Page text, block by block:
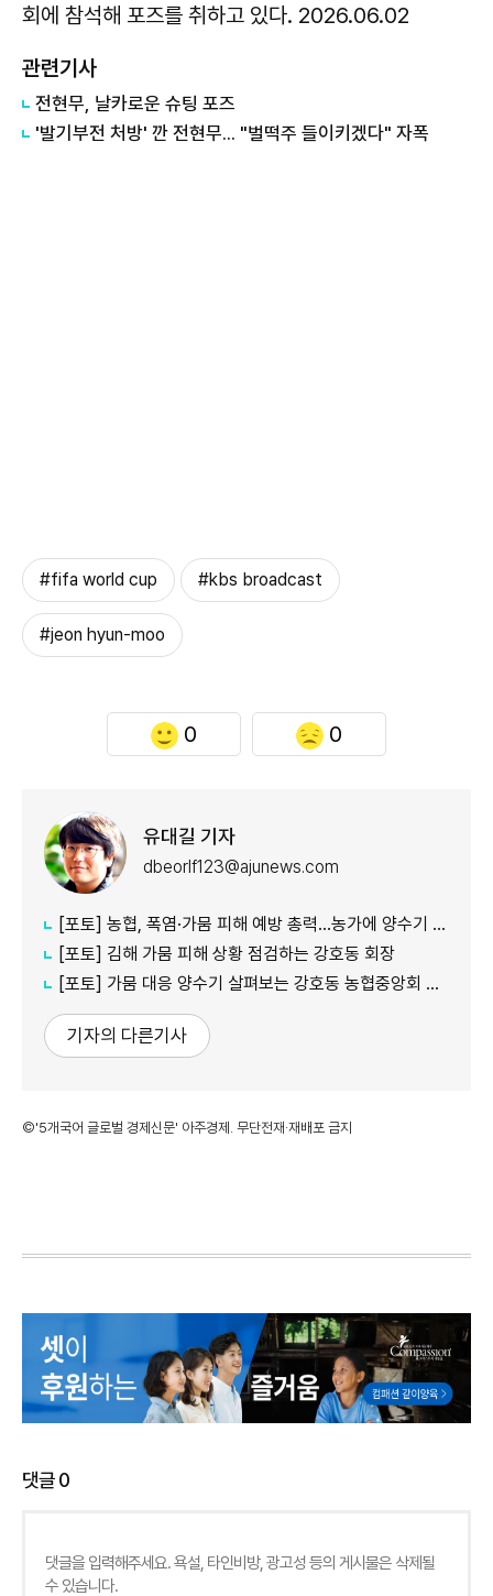
회에 참석해 포즈를 취하고 있다. 2026.06.02
관련기사
전현무, 날카로운 슈팅 포즈
'발기부전 처방' 깐 전현무... "벌떡주 들이키겠다" 자폭
#fifa world cup #kbs broadcast
#jeon hyun-moo
0 0
유대길 기자
dbeorlf123@ajunews.com
[포토] 농협, 폭염·가뭄 피해 예방 총력…농가에 양수기 지원
[포토] 김해 가뭄 피해 상황 점검하는 강호동 회장
[포토] 가뭄 대응 양수기 살펴보는 강호동 농협중앙회 회장
기자의 다른기사
©'5개국어 글로벌 경제신문' 아주경제. 무단전재·재배포 금지
댓글0